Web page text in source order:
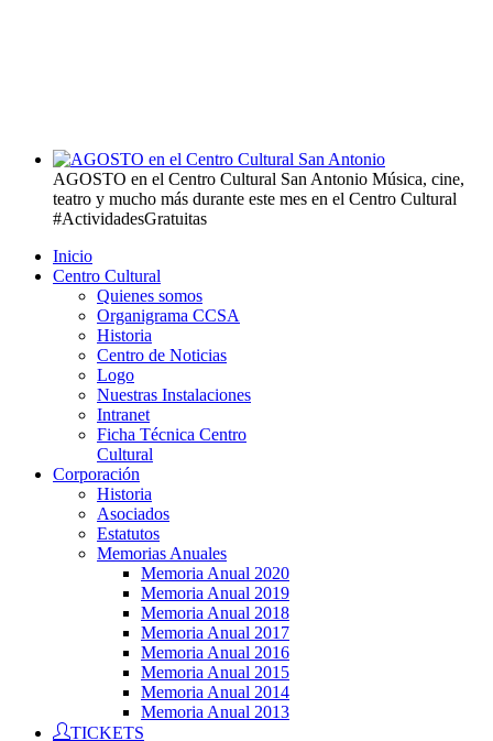
AGOSTO en el Centro Cultural San Antonio Música, cine,
teatro y mucho más durante este mes en el Centro Cultural
#ActividadesGratuitas
Inicio
Centro Cultural
Quienes somos
Organigrama CCSA
Historia
Centro de Noticias
Logo
Nuestras Instalaciones
Intranet
Ficha Técnica Centro
Cultural
Corporación
Historia
Asociados
Estatutos
Memorias Anuales
Memoria Anual 2020
Memoria Anual 2019
Memoria Anual 2018
Memoria Anual 2017
Memoria Anual 2016
Memoria Anual 2015
Memoria Anual 2014
Memoria Anual 2013
TICKETS